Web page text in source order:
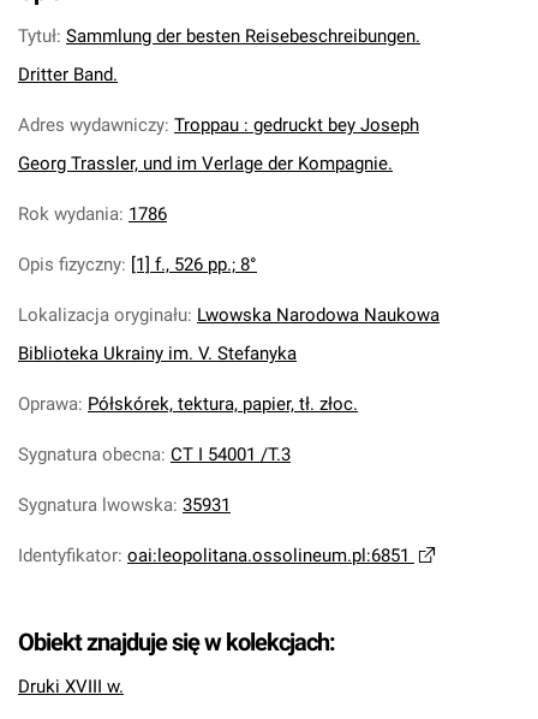
Tytuł: Sammlung der besten Reisebeschreibungen.
Dritter Band.
Adres wydawniczy: Troppau : gedruckt bey Joseph
Georg Trassler, und im Verlage der Kompagnie.
Rok wydania: 1786
Opis fizyczny: [1] f., 526 pp.; 8°
Lokalizacja oryginału: Lwowska Narodowa Naukowa
Biblioteka Ukrainy im. V. Stefanyka
Oprawa: Półskórek, tektura, papier, tł. złoc.
Sygnatura obecna: CT I 54001 /T.3
Sygnatura lwowska: 35931
Identyfikator: oai:leopolitana.ossolineum.pl:6851
Obiekt znajduje się w kolekcjach:
Druki XVIII w.